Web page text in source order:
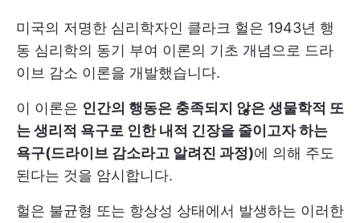
미국의 저명한 심리학자인 클라크 헐은 1943년 행
동 심리학의 동기 부여 이론의 기초 개념으로 드라
이브 감소 이론을 개발했습니다.
이 이론은 인간의 행동은 충족되지 않은 생물학적 또
는 생리적 욕구로 인한 내적 긴장을 줄이고자 하는
욕구(드라이브 감소라고 알려진 과정)에 의해 주도
된다는 것을 암시합니다.
헐은 불균형 또는 항상성 상태에서 발생하는 이러한